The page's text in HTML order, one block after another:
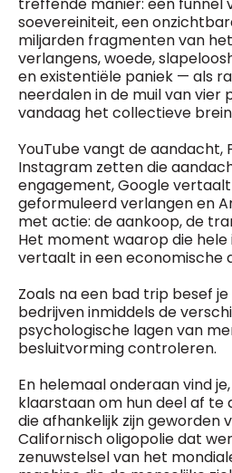
treffende manier: een funnel
soevereiniteit, een
miljarden fragmenten van
verlangens, woede,
en existentiële paniek — als
neerdalen in de muil van vier
vandaag het collectieve
YouTube vangt de aandacht,
Instagram zetten die
engagement, Google
geformuleerd verlangen en
met actie: de aankoop, de
Het moment waarop die
vertaalt in een economische
Zoals na een bad trip besef
bedrijven inmiddels de
psychologische lagen van
besluitvorming controleren.
En helemaal onderaan vind
klaarstaan om hun deel af te
die afhankelijk zijn geworden
Californisch oligopolie dat
zenuwstelsel van het